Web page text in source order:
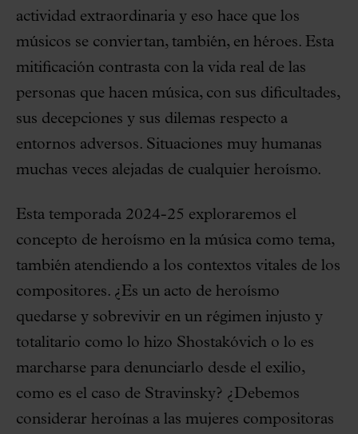
actividad extraordinaria y eso hace que los
músicos se conviertan, también, en héroes. Esta
mitificación contrasta con la vida real de las
personas que hacen música, con sus dificultades,
sus decepciones y sus dilemas respecto a
entornos adversos. Situaciones muy humanas
muchas veces alejadas de cualquier heroísmo.
Esta temporada 2024-25 exploraremos el
concepto de heroísmo en la música como tema,
también atendiendo a los contextos vitales de los
compositores. ¿Es un acto de heroísmo
quedarse y sobrevivir en un régimen injusto y
totalitario como lo hizo Shostakóvich o lo es
marcharse para denunciarlo desde el exilio,
como es el caso de Stravinsky? ¿Debemos
considerar heroínas a las mujeres compositoras